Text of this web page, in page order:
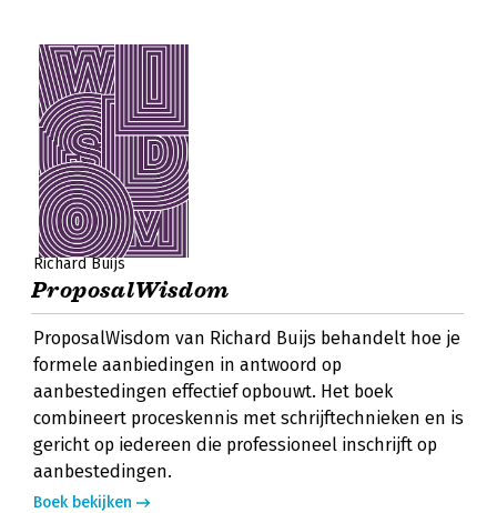
Richard Buijs
ProposalWisdom
ProposalWisdom van Richard Buijs behandelt hoe je
formele aanbiedingen in antwoord op
aanbestedingen effectief opbouwt. Het boek
combineert proceskennis met schrijftechnieken en is
gericht op iedereen die professioneel inschrijft op
aanbestedingen.
Boek bekijken